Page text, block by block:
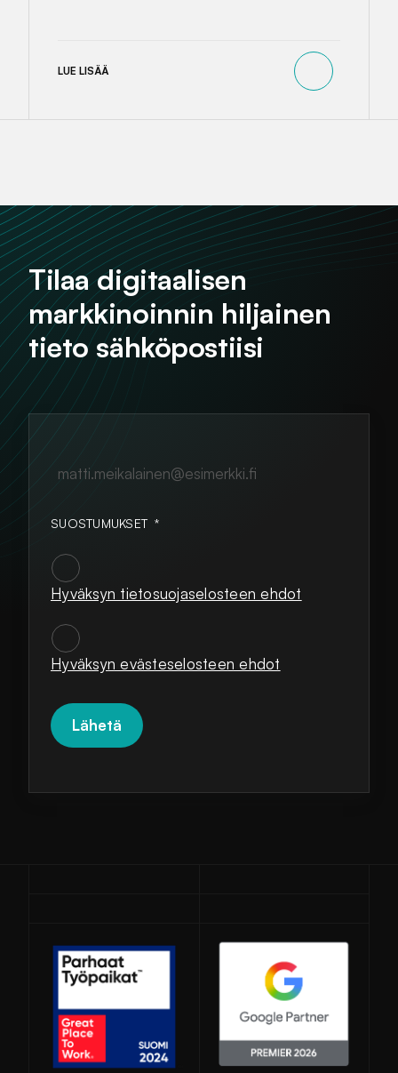
LUE LISÄÄ
Tilaa digitaalisen
markkinoinnin hiljainen
tieto sähköpostiisi
SUOSTUMUKSET *
Hyväksyn tietosuojaselosteen ehdot
SUOSTUMUKSET
Hyväksyn evästeselosteen ehdot